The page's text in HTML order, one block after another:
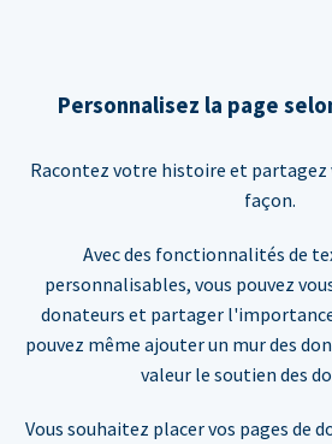
Personnalisez la page
Racontez votre histoire et
façon.
Avec des fonctionnalités de
personnalisables, vous pouvez
donateurs et partager l'importance
pouvez même ajouter un mur des
valeur le soutien des
Vous souhaitez placer vos pages de